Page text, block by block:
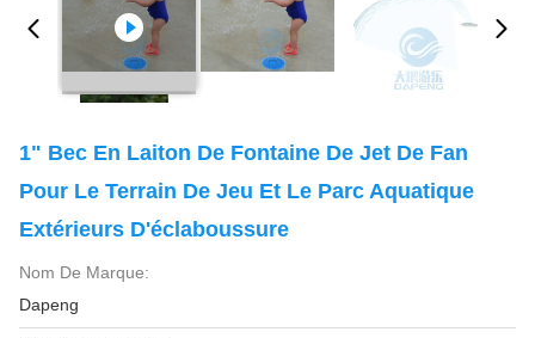
1" Bec En Laiton De Fontaine De Jet De Fan
Pour Le Terrain De Jeu Et Le Parc Aquatique
Extérieurs D'éclaboussure
Nom De Marque:
Dapeng